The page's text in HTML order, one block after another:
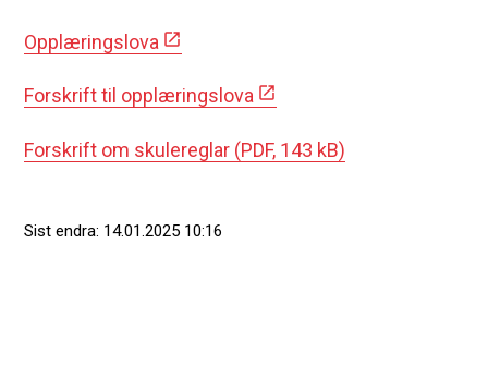
Opplæringslova
Forskrift til opplæringslova
Forskrift om skulereglar (PDF, 143 kB)
Sist endra 14.01.2025 10:16